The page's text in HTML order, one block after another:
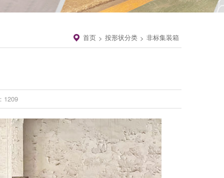
首页 > 按形状分类 > 非标集装箱
1209